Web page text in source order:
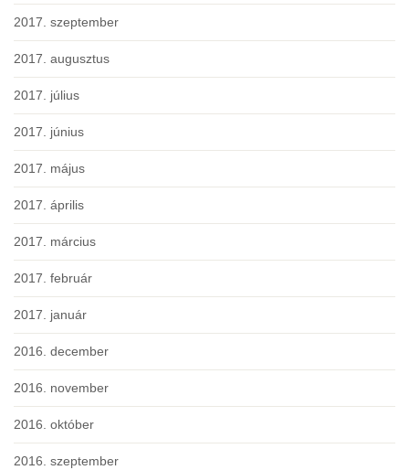
2017. szeptember
2017. augusztus
2017. július
2017. június
2017. május
2017. április
2017. március
2017. február
2017. január
2016. december
2016. november
2016. október
2016. szeptember